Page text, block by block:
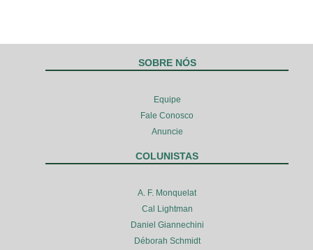
SOBRE NÓS
Equipe
Fale Conosco
Anuncie
COLUNISTAS
A. F. Monquelat
Cal Lightman
Daniel Giannechini
Déborah Schmidt